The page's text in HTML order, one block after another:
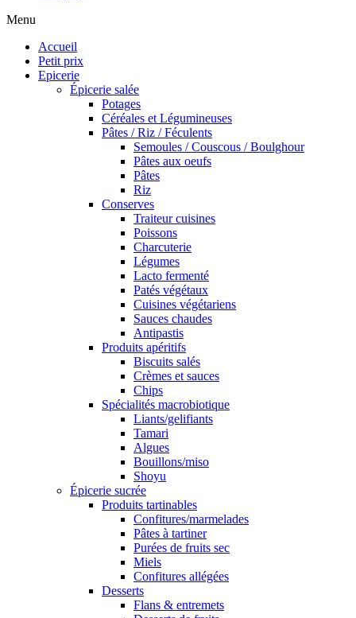
Menu
Accueil
Petit prix
Epicerie
Épicerie salée
Potages
Céréales et Légumineuses
Pâtes / Riz / Féculents
Semoules / Couscous / Boulghour
Pâtes aux oeufs
Pâtes
Riz
Conserves
Traiteur cuisines
Poissons
Charcuterie
Légumes
Lacto fermenté
Patés végétaux
Cuisines végétariens
Sauces chaudes
Antipastis
Produits apéritifs
Biscuits salés
Crèmes et sauces
Chips
Spécialités macrobiotique
Liants/gelifiants
Tamari
Algues
Bouillons/miso
Shoyu
Épicerie sucrée
Produits tartinables
Confitures/marmelades
Pâtes à tartiner
Purées de fruits sec
Miels
Confitures allégées
Desserts
Flans & entremets